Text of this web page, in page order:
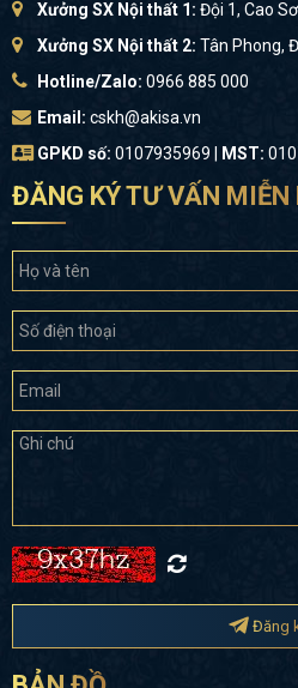
Xưởng SX Nội thất 1: Đội 1, Cao
Xưởng SX Nội thất 2: Tân Phong,
Hotline/Zalo: 0966 885 000
Email: cskh@akisa.vn
GPKD số: 0107935969 | MST:
ĐĂNG KÝ TƯ VẤN MIỄN
Đăng